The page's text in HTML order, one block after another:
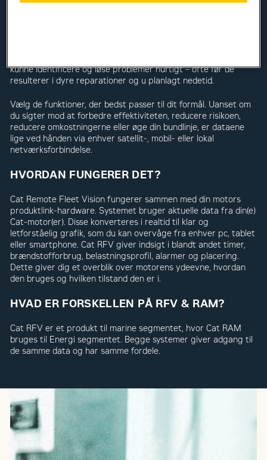
kunne identificere og løse problemer hurtigt – ofte før de
resulterer i dyre reparationer og u planlagt nedetid.
Vælg de funktioner, der bedst passer til dit formål. Uanset om
du sigter mod at forbedre effektiviteten, reducere risikoen,
reducere omkostningerne eller øge din bundlinje, er dataene
lige ved hånden via enhver satellit-, mobil- eller lokal
netværksforbindelse.
HVORDAN FUNGERER DET?
Cat Remote Fleet Vision fungerer sammen med din motors
produktlink-hardware. Systemet bruger aktuelle data fra din(e)
Cat-motor(er). Disse konverteres i realtid til klar og
letforståelig grafik, som du kan overvåge fra enhver pc, tablet
eller smartphone. Cat RFV giver indsigt i blandt andet timer,
brændstofforbrug, belastningsprofil, alarmer og placering.
Dette giver dig et overblik over motorens ydeevne, hvordan
den bruges og hvilken tilstand den er i.
HVAD ER FORSKELLEN PÅ RFV & RAM?
Cat RFV er et produkt til marine segmentet, hvor Cat RAM
bruges til Energi segmentet. Begge systemer giver adgang til
de samme data og har samme fordele.